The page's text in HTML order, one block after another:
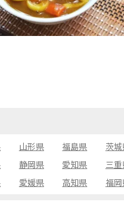
山形県 福島県 茨城
静岡県 愛知県 三重
愛媛県 高知県 福岡